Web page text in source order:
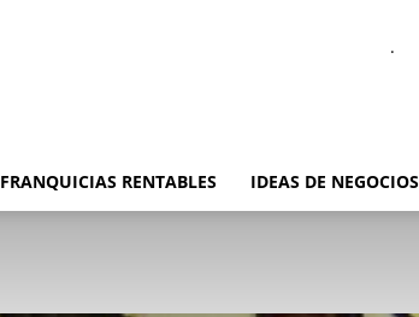
.
FRANQUICIAS RENTABLES IDEAS DE NEGOCIOS